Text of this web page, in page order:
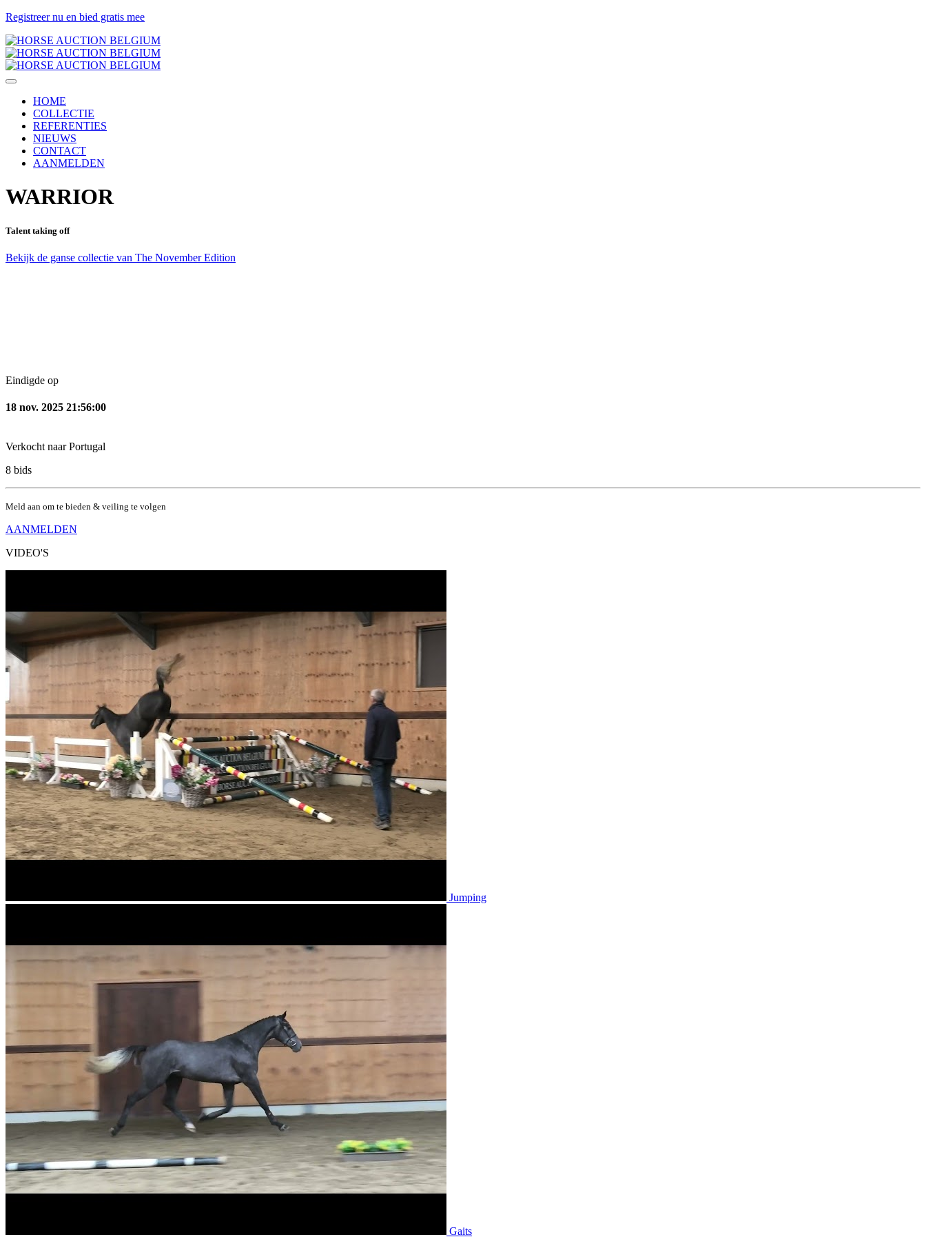
Registreer nu en bied gratis mee
HOME
COLLECTIE
REFERENTIES
NIEUWS
CONTACT
AANMELDEN
WARRIOR
Talent taking off
Bekijk de ganse collectie van The November Edition
Eindigde op
18 nov. 2025 21:56:00
Verkocht naarPortugal
8 bids
Meld aan om te bieden & veiling te volgen
AANMELDEN
VIDEO'S
Jumping
Gaits